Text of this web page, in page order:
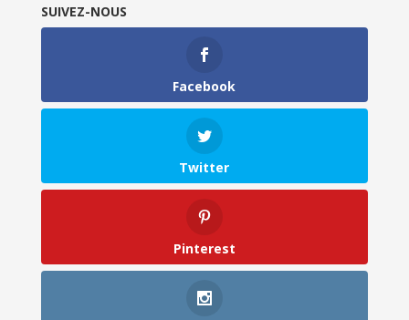
SUIVEZ-NOUS
Facebook
Twitter
Pinterest